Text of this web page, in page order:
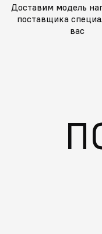
Доставим модель
поставщика
вас